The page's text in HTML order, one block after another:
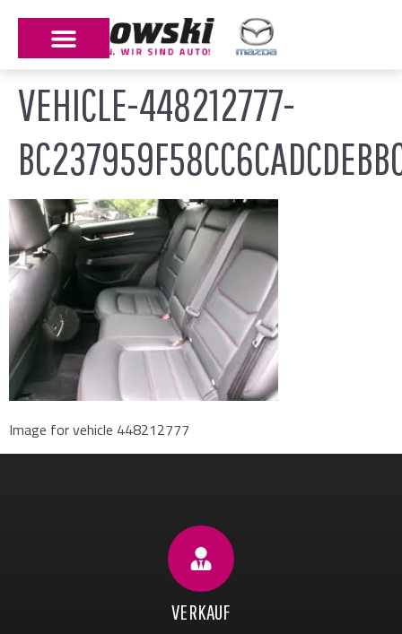
VEHICLE-448212777-
Image for vehicle 448212777
VERKAUF